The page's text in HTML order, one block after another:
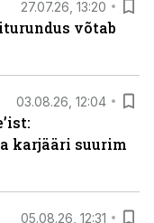
27.07.26, 13:20
võtab
03.08.26, 12:04
karjääri suurim
05.08.26, 12:31